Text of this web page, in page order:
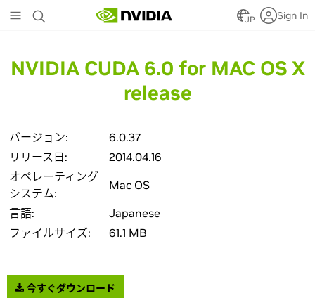
to
JP Sign In
NVIDIA CUDA 6.0 for MAC OS X
release
バージョン:
6.0.37
リリース日:
2014.04.16
オペレーティング
システム:
Mac OS
言語:
Japanese
ファイルサイズ:
61.1 MB
今すぐダウンロード